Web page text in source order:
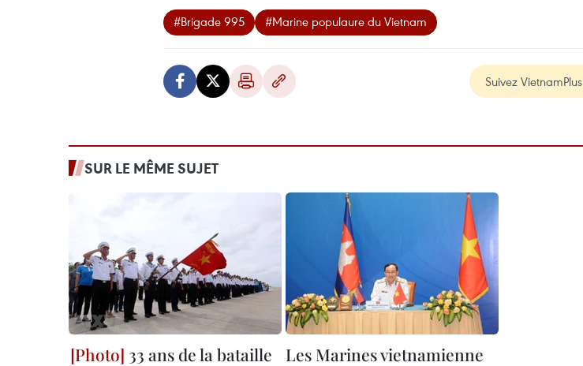
#Brigade 995 #Marine populaure du Vietnam
Suivez VietnamPlus
SUR LE MÊME SUJET
33 ans de la bataille
Les Marines vietnamienne